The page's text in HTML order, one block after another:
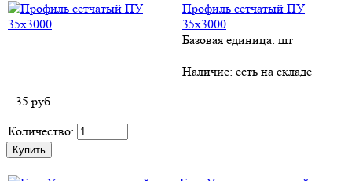
Профиль сетчатый ПУ
35х3000
Базовая единица: шт
Наличие: есть на складе
35 руб
Количество: